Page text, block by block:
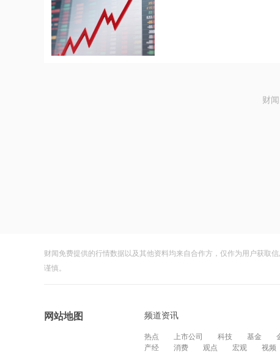
财
财闻免费提供的行情数据以及其他资料均来自合作方，仅作为用户获取
谨慎。
网站地图 频道资讯
热点 上市公司 科技 基金
产经
消费 观点 宏观 视频